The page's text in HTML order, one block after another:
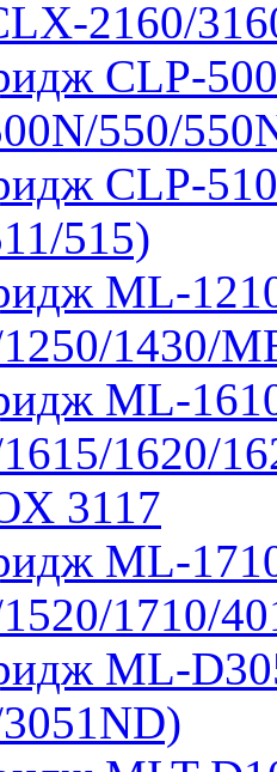
2160/
CLP-
550/
CLP-
515)
ML-
1430/
ML-
1620/
3117
ML-
1710/
ML-